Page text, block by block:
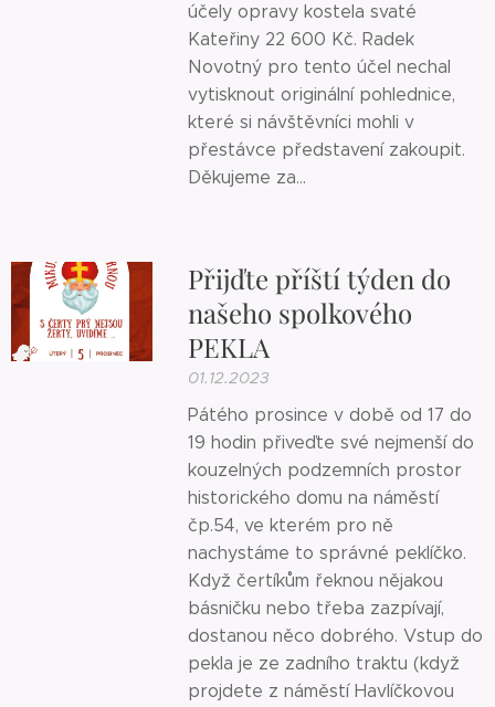
účely opravy kostela svaté
Kateřiny 22 600 Kč. Radek
Novotný pro tento účel nechal
vytisknout originální pohlednice,
které si návštěvníci mohli v
přestávce představení zakoupit.
Děkujeme za...
Přijďte příští týden do
našeho spolkového
PEKLA
01.12.2023
Pátého prosince v době od 17 do
19 hodin přiveďte své nejmenší do
kouzelných podzemních prostor
historického domu na náměstí
čp.54, ve kterém pro ně
nachystáme to správné peklíčko.
Když čertíkům řeknou nějakou
básničku nebo třeba zazpívají,
dostanou něco dobrého. Vstup do
pekla je ze zadního traktu (když
projdete z náměstí Havlíčkovou